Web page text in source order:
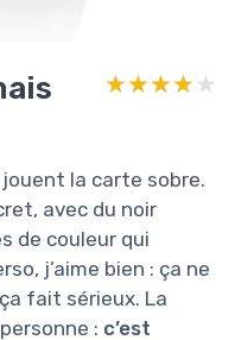
★★★★★
★★★★★
la carte sobre.
avec du noir
de couleur qui
j’aime bien : ça ne
fait sérieux. La
: c’est